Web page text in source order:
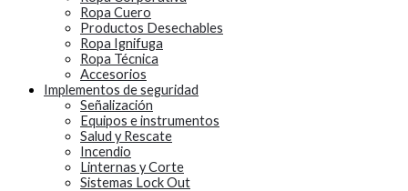
Ropa Cuero
Productos Desechables
Ropa Ignifuga
Ropa Técnica
Accesorios
Implementos de seguridad
Señalización
Equipos e instrumentos
Salud y Rescate
Incendio
Linternas y Corte
Sistemas Lock Out